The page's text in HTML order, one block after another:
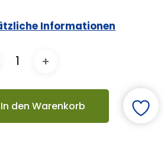
Informationen
In den Warenkorb